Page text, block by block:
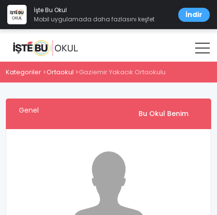
İşte Bu Okul
Mobil uygulamada daha fazlasını keşfet
İndir
Kategoriler Ortaokul Gaziemir Yakacık Ortaokulu
Genel Bu Okul Benim